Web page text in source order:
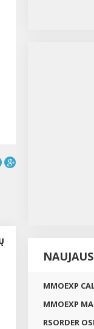
MMOEXP
MMOEXP
RSORDER